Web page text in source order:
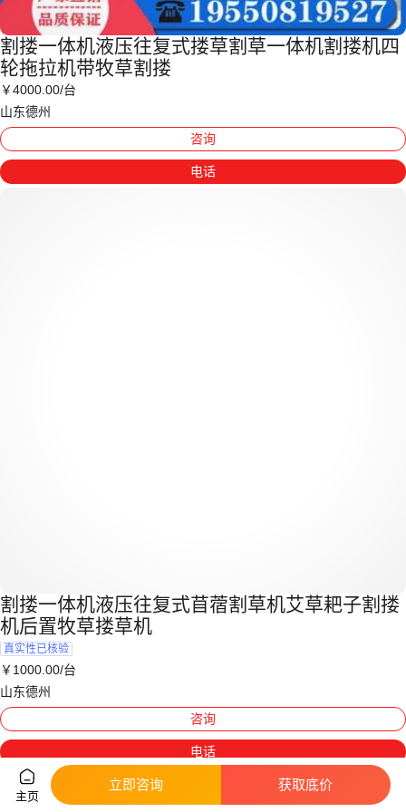
割搂一体机液压往复式搂草割草一体机割搂机四
轮拖拉机带牧草割搂
￥4000 .00/台
山东德州
咨询
电话
割搂一体机液压往复式苜蓿割草机艾草耙子割搂
机后置牧草搂草机
真实性已核验
￥ 1000 .00/台
山东德州
咨询
电话
主页
立即咨询 获取底价